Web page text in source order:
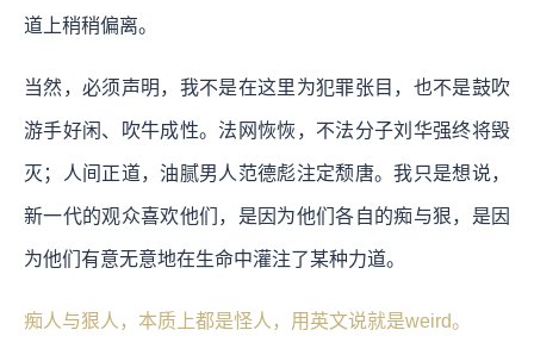
道上稍稍偏离。
当然，必须声明，我不是在这里为犯罪张目，也不是鼓吹
游手好闲、吹牛成性。法网恢恢，不法分子刘华强终将毁
灭；人间正道，油腻男人范德彪注定颓唐。我只是想说，
新一代的观众喜欢他们，是因为他们各自的痴与狠，是因
为他们有意无意地在生命中灌注了某种力道。
痴人与狠人，本质上都是怪人，用英文说就是weird。